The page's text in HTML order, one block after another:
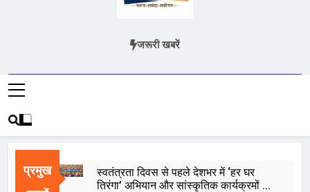
Jai Rashtra
हिंदी समाचार
जरूरी खबरें
प्रमुख
स्वतंत्रता दिवस से पहले देशभर में ‘हर घर
तिरंगा’ अभियान और सांस्कृतिक कार्यक्रमों की